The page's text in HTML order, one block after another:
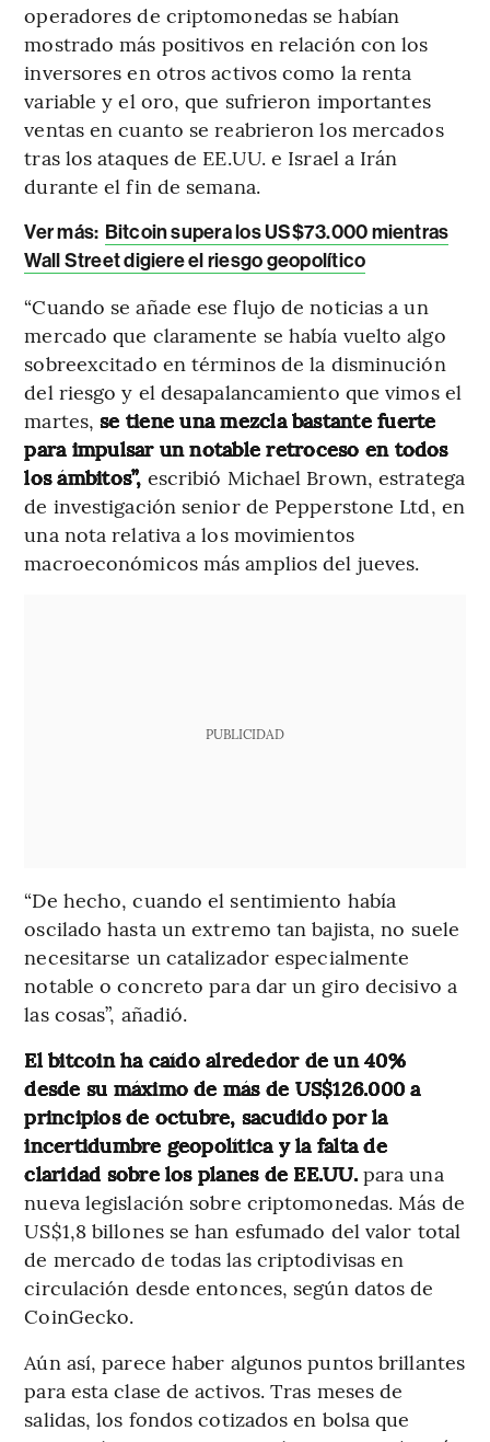
operadores de criptomonedas se habían
mostrado más positivos en relación con los
inversores en otros activos como la renta
variable y el oro, que sufrieron importantes
ventas en cuanto se reabrieron los mercados
tras los ataques de EE.UU. e Israel a Irán
durante el fin de semana.
Ver más: Bitcoin supera los US$73.000 mientras
Wall Street digiere el riesgo geopolítico
“Cuando se añade ese flujo de noticias a un
mercado que claramente se había vuelto algo
sobreexcitado en términos de la disminución
del riesgo y el desapalancamiento que vimos el
martes,se tiene una mezcla bastante fuerte
para impulsar un notable retroceso en todos
los ámbitos”, escribió Michael Brown, estratega
de investigación senior de Pepperstone Ltd, en
una nota relativa a los movimientos
macroeconómicos más amplios del jueves.
PUBLICIDAD
“De hecho, cuando el sentimiento había
oscilado hasta un extremo tan bajista, no suele
necesitarse un catalizador especialmente
notable o concreto para dar un giro decisivo a
las cosas”, añadió.
El bitcoin ha caído alrededor de un 40%
desde su máximo de más de US$126.000 a
principios de octubre, sacudido por la
incertidumbre geopolítica y la falta de
claridad sobre los planes de EE.UU.para una
nueva legislación sobre criptomonedas. Más de
US$1,8 billones se han esfumado del valor total
de mercado de todas las criptodivisas en
circulación desde entonces, según datos de
CoinGecko.
Aún así, parece haber algunos puntos brillantes
para esta clase de activos. Tras meses de
salidas, los fondos cotizados en bolsa que